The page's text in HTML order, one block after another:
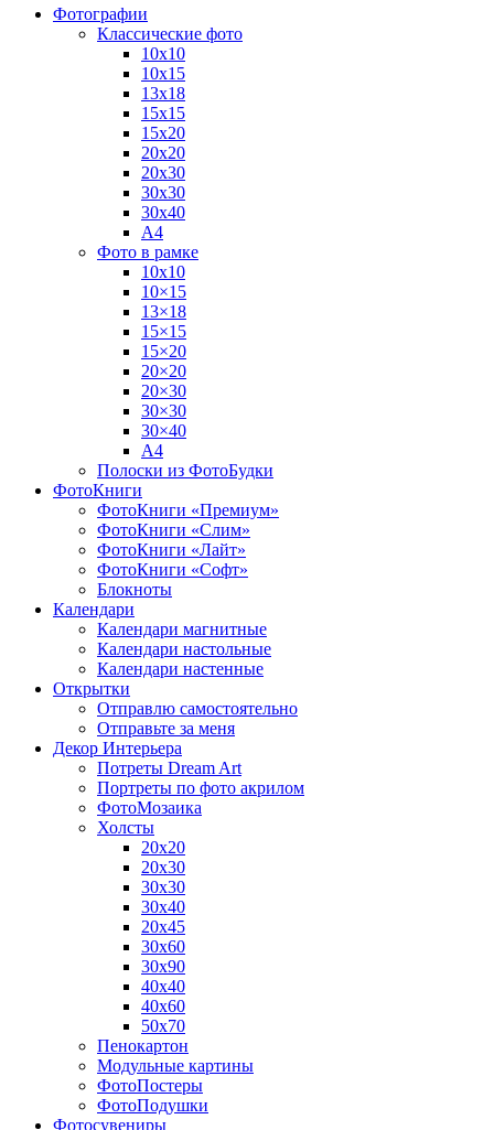
Фотографии
Классические фото
10х10
10х15
13х18
15х15
15х20
20х20
20х30
30х30
30х40
А4
Фото в рамке
10х10
10×15
13×18
15×15
15×20
20×20
20×30
30×30
30×40
A4
Полоски из ФотоБудки
ФотоКниги
ФотоКниги «Премиум»
ФотоКниги «Слим»
ФотоКниги «Лайт»
ФотоКниги «Софт»
Блокноты
Календари
Календари магнитные
Календари настольные
Календари настенные
Открытки
Отправлю самостоятельно
Отправьте за меня
Декор Интерьера
Потреты Dream Art
Портреты по фото акрилом
ФотоМозаика
Холсты
20х20
20х30
30х30
30х40
20х45
30х60
30х90
40х40
40х60
50х70
Пенокартон
Модульные картины
ФотоПостеры
ФотоПодушки
Фотоcувениры